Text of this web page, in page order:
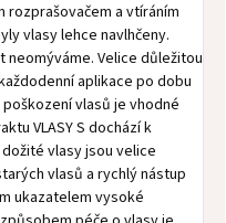
rozprašovačem a vtíráním
vlasy lehce navlhčeny.
neomýváme. Velice důležitou
aplikace po dobu
vlasů je vhodné
VLASY S dochází k
vlasy jsou velice
vlasů a rychlý nástup
ukazatelem vysoké